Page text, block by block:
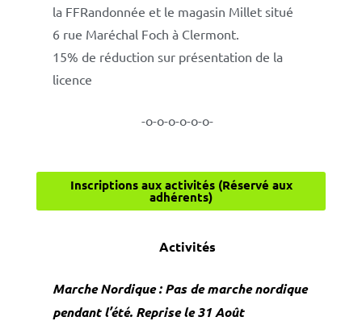
la FFRandonnée et le magasin Millet situé
6 rue Maréchal Foch à Clermont.
15% de réduction sur présentation de la
licence
-o-o-o-o-o-o-
Inscriptions aux activités (Réservé aux
adhérents)
Activités
Marche Nordique : Pas de marche nordique
pendant l’été. Reprise le 31 Août